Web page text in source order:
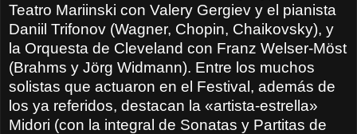
Teatro Mariinski con Valery Gergiev y el pianista
Daniil Trifonov (Wagner, Chopin, Chaikovsky), y
la Orquesta de Cleveland con Franz Welser-Möst
(Brahms y Jörg Widmann). Entre los muchos
solistas que actuaron en el Festival, además de
los ya referidos, destacan la «artista-estrella»
Midori (con la integral de Sonatas y Partitas de